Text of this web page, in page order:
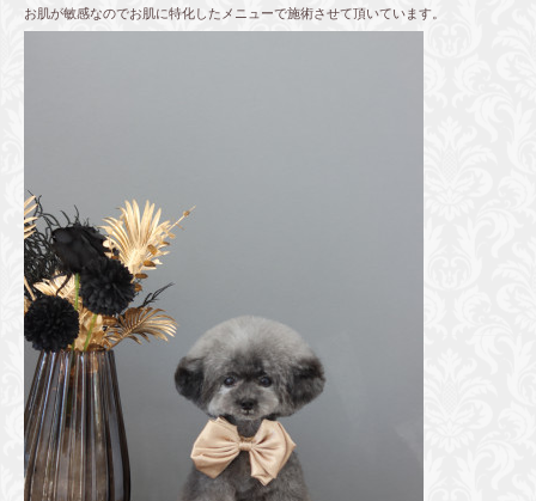
お肌が敏感なのでお肌に特化したメニューで施術させて頂いています。